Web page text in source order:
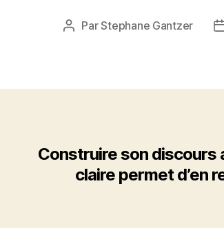
Auteur
ParStephane Gantzer
Construire son discours
claire permet d’en